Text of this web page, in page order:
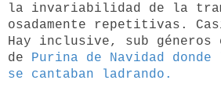
la invariabilidad de la
osadamente repetitivas.
Hay inclusive, sub géneros
de
Purina de Navidad
se cantaban ladrando.